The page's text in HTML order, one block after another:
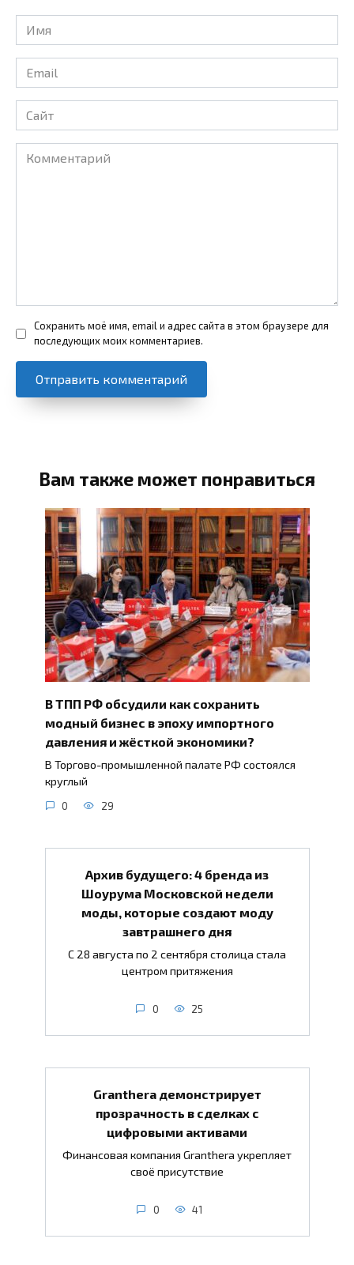
Имя
*
Email
*
Сайт
Комментарий
Сохранить моё имя, email и адрес сайта в этом браузере для
последующих моих комментариев.
Вам также может понравиться
В ТПП РФ обсудили как сохранить
модный бизнес в эпоху импортного
давления и жёсткой экономики?
В Торгово-промышленной палате РФ состоялся
круглый
0 29
Архив будущего: 4 бренда из
Шоурума Московской недели
моды, которые создают моду
завтрашнего дня
С 28 августа по 2 сентября столица стала
центром притяжения
0 25
Granthera демонстрирует
прозрачность в сделках с
цифровыми активами
Финансовая компания Granthera укрепляет
своё присутствие
0 41